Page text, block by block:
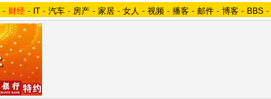
- 财经 - IT - 汽车 - 房产 - 家居 - 女人 - 视频 - 播客 - 邮件 - 博客 - BBS -